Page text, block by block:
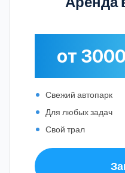
от
Свежий автопарк
Для любых задач
Свой трал